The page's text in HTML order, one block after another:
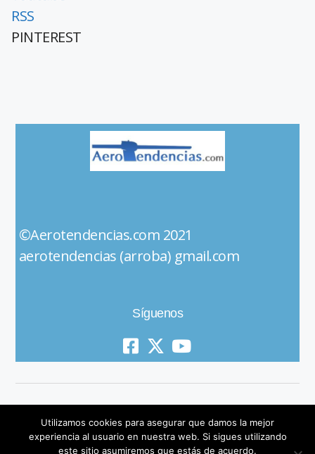
RSS
PINTEREST
©Aerotendencias.com 2021
aerotendencias (arroba) gmail.com
Síguenos
Utilizamos cookies para asegurar que damos la mejor
experiencia al usuario en nuestra web. Si sigues utilizando
este sitio asumiremos que estás de acuerdo.